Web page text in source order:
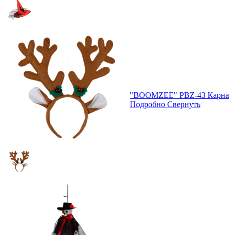
"BOOMZEE" PBZ-43
Подробно Свернуть